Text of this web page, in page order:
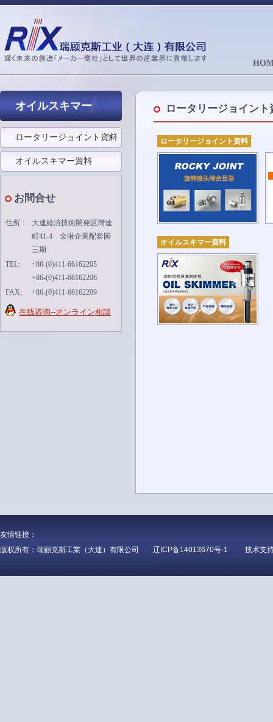
オイルスキマー
ロータリージョイント資料
オイルスキマー資料
お問合せ
住所：
大連経済技術開発区灣達
町41-4 金港企業配套园
三期
TEL:
+86-(0)411-66162205
+86-(0)411-66162206
FAX:
+86-(0)411-66162209
在线咨询--オンライン相談
ロータリージョイント
ロータリージョイント資料
オイルスキマー資料
友情链接：
版权所有：瑞顧克斯工業（大連）有限公司
辽ICP备14013670号-1 技术支